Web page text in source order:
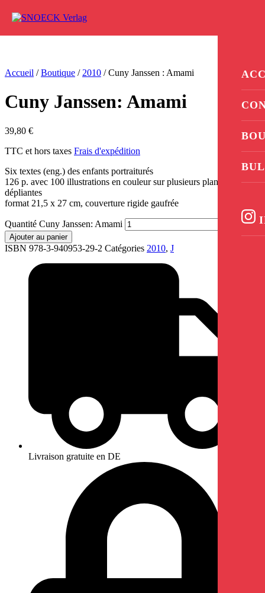
Accueil /Boutique / 2010 / Cuny Janssen : Amami
Cuny Janssen: Amami
39,80 €
TTC et hors taxes Frais d'expédition
Six textes (eng.) des enfants portraiturés
126 p. avec 100 illustrations en couleur sur plusieurs planches
dépliantes
format 21,5 x 27 cm, couverture rigide gaufrée
Quantité Cuny Janssen: Amami
Ajouter au panier
ISBN 978-3-940953-29-2 Catégories 2010, J
Livraison gratuite en DE